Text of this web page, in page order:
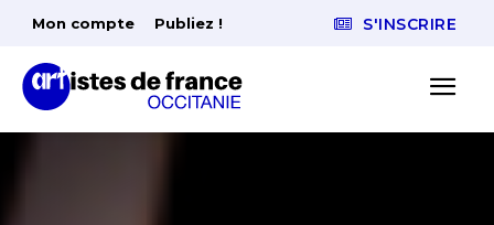
Mon compte Publiez ! S'INSCRIRE